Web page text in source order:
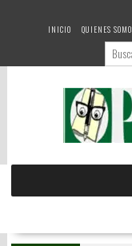
INICIO
QUIENES